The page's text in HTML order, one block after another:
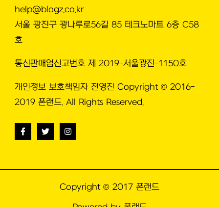
help@blogz.co.kr
서울 광진구 광나루로56길 85 테크노마트 6층 C58
호
통신판매업신고번호 제 2019-서울광진-1150호
개인정보 보호책임자 전영진 Copyright © 2016-
2019 폰랜드. All Rights Reserved.
Copyright © 2017 폰랜드